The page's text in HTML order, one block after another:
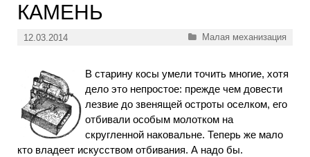
КАМЕНЬ
12.03.2014 Рубрики
Малая механизация
В старину косы умели точить многие, хотя
дело это непростое: прежде чем довести
лезвие до звенящей остроты оселком, его
отбивали особым молотком на
скругленной наковальне. Теперь же мало
кто владеет искусством отбивания. А надо бы.